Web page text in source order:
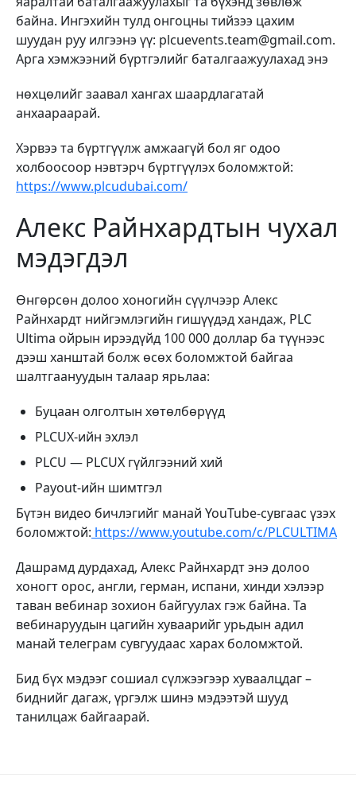
байна. Ингэхийн тулд онгоцны тийзээ цахим
шуудан руу илгээнэ үү: plcuevents.team@gmail.com.
Арга хэмжээний бүртгэлийг баталгаажуулахад энэ
нөхцөлийг заавал хангах шаардлагатай
анхаараарай.
Хэрвээ та бүртгүүлж амжаагүй бол яг одоо
холбоосоор нэвтэрч бүртгүүлэх боломжтой:
https://www.plcudubai.com/
Алекс Райнхардтын чухал
мэдэгдэл
Өнгөрсөн долоо хоногийн сүүлчээр Алекс
Райнхардт нийгэмлэгийн гишүүдэд хандаж, PLC
Ultima ойрын ирээдүйд 100 000 доллар ба түүнээс
дээш ханштай болж өсөх боломжтой байгаа
шалтгаануудын талаар ярьлаа:
Буцаан олголтын хөтөлбөрүүд
PLCUX-ийн эхлэл
PLCU — PLCUX гүйлгээний хий
Payout-ийн шимтгэл
Бүтэн видео бичлэгийг манай YouTube-сувгаас үзэх
боломжтой: https://www.youtube.com/c/PLCULTIMA
Дашрамд дурдахад, Алекс Райнхардт энэ долоо
хоногт орос, англи, герман, испани, хинди хэлээр
таван вебинар зохион байгуулах гэж байна. Та
вебинаруудын цагийн хуваарийг урьдын адил
манай телеграм сувгуудаас харах боломжтой.
Бид бүх мэдээг сошиал сүлжээгээр хуваалцдаг –
биднийг дагаж, үргэлж шинэ мэдээтэй шууд
танилцаж байгаарай.